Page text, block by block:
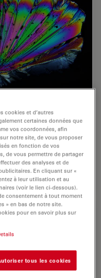
can be used for
Polarized light
microscopy) is an
fields and…
CSF Polarisation
cookies et d’autres
certaines données que
vos coordonnées, afin
notre site, de vous proposer
en fonction de vos
de vous permettre de partager
des analyses et de
En cliquant sur «
à leur utilisation et au
(voir le lien ci-dessous).
consentement à tout moment
» en bas de notre site.
pour en savoir plus sur
tous les cookies